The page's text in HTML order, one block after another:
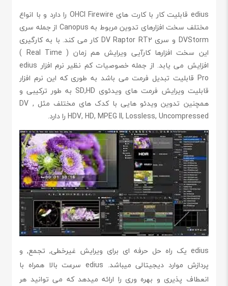
edius قابلیت کار با کارت های OHCI Firewire را دارد و با انواع
مختلف سخت افزارهای تدوين مربوط به Canopus از جمله سری
DVStorm و سری DV Raptor RT2 کار می کند. با به کارگیری
این سخت افزارها کارآیی ويرايش هم زمان ( Real Time )
افزایش می یابد. از جمله خصوصیات کم نظیر نرم افزار edius
Pro قابلیت تبدیل فرمت می باشد به طوری که این نرم افزار
قابلیت ويرايش فرمت های ویدئوی SD,HD به طور ترکیبی و
همچنین تدوين ویدئو هایی با کدک های مختلف مثل DV ,
HDV, HD, MPEG II, Lossless, Uncompressed را دارد.
edius یک راه حل حرفه ای برای ویرایش غیرخطی, تجمع, و
پردازش موارد دیجیتالی میباشد. edius سرعت بالا همراه با
انعطاف پذیری و بهره وری را ارائه میدهد که می توانید هر